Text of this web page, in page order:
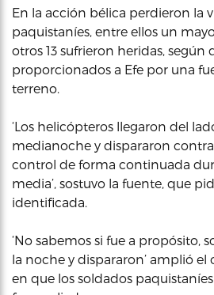
En la acción bélica perdieron la
paquistaníes, entre ellos un
otros 13 sufrieron heridas, según
proporcionados a Efe por una
terreno.
‘Los helicópteros llegaron del
medianoche y dispararon
control de forma continuada
media’, sostuvo la fuente, que
identificada.
‘No sabemos si fue a propósito,
la noche y dispararon’ amplió el
en que los soldados